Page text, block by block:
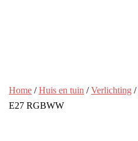
Home /Huis en tuin /Verlichting /
E27 RGBWW